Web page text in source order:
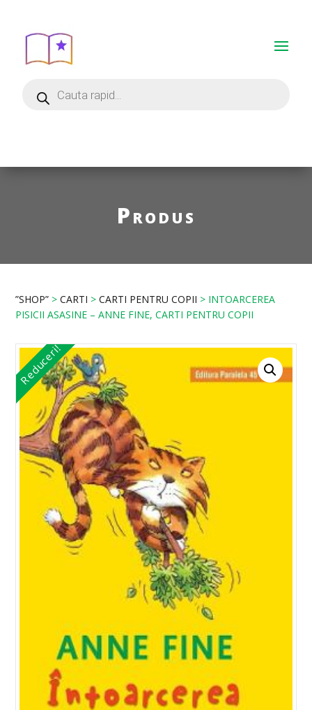
Produs
”SHOP” >CARTI >CARTI PENTRU COPII > INTOARCEREA
PISICII ASASINE – ANNE FINE, CARTI PENTRU COPII
Reduceri!